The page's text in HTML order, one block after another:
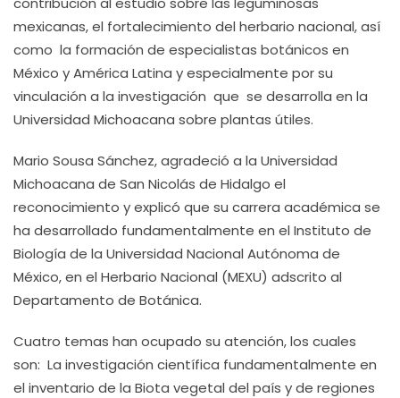
mexicanas, el fortalecimiento del herbario nacional, así
como la formación de especialistas botánicos en
México y América Latina y especialmente por su
vinculación a la investigación que se desarrolla en la
Universidad Michoacana sobre plantas útiles.
Mario Sousa Sánchez, agradeció a la Universidad
Michoacana de San Nicolás de Hidalgo el
reconocimiento y explicó que su carrera académica se
ha desarrollado fundamentalmente en el Instituto de
Biología de la Universidad Nacional Autónoma de
México, en el Herbario Nacional (MEXU) adscrito al
Departamento de Botánica.
Cuatro temas han ocupado su atención, los cuales
son: La investigación científica fundamentalmente en
el inventario de la Biota vegetal del país y de regiones